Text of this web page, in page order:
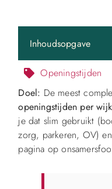
Doel: De meest
openingstijden per
je dat slim gebruikt
zorg, parkeren, OV)
pagina op
Inhoudsopgave
Openingstijden